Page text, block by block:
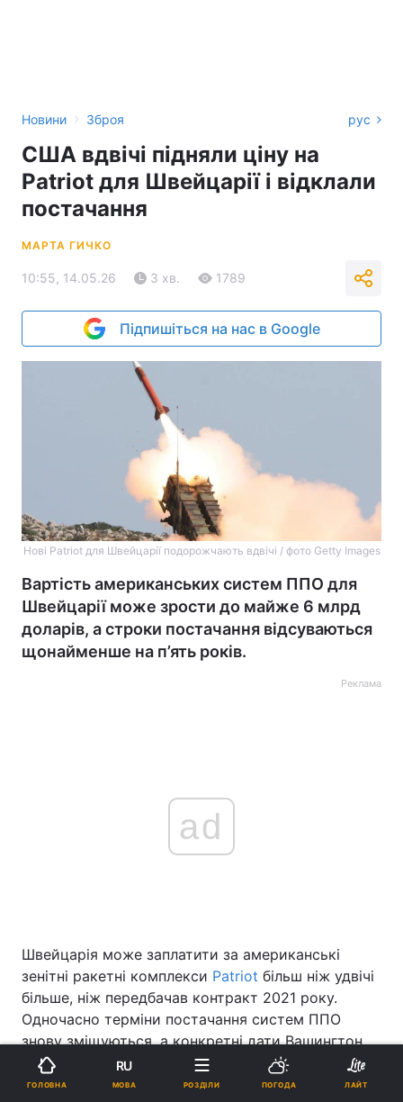
Новини › Зброя рус
США вдвічі підняли ціну на
Patriot для Швейцарії і відклали
постачання
МАРТА ГИЧКО
10:55, 14.05.26 3 хв. 1789
Підпишіться на нас в Google
Нові Patriot для Швейцарії подорожчають вдвічі / фото Getty Images
Вартість американських систем ППО для
Швейцарії може зрости до майже 6 млрд
доларів, а строки постачання відсуваються
щонайменше на п’ять років.
Реклама
ad
Швейцарія може заплатити за американські
зенітні ракетні комплекси Patriot більш ніж удвічі
більше, ніж передбачав контракт 2021 року.
Одночасно терміни постачання систем ППО
знову зміщуються, а конкретні дати Вашингтон
поки не називає. Про це повідомляє
швейцарське виданняTages-Anzeiger.
ГОЛОВНА
RU
МОВА РОЗДІЛИ ПОГОДА ЛАЙТ